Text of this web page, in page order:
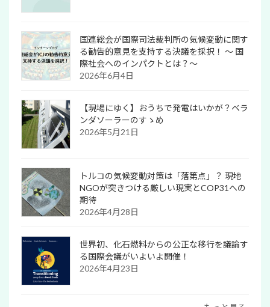
国連総会が国際司法裁判所の気候変動に関す
る勧告的意見を支持する決議を採択！ 〜 国
際社会へのインパクトとは？～
2026年6月4日
【現場にゆく】おうちで発電はいかが？ベラ
ンダソーラーのすゝめ
2026年5月21日
トルコの気候変動対策は「落第点」？ 現地
NGOが突きつける厳しい現実とCOP31への
期待
2026年4月28日
世界初、化石燃料からの公正な移行を議論す
る国際会議がいよいよ開催！
2026年4月23日